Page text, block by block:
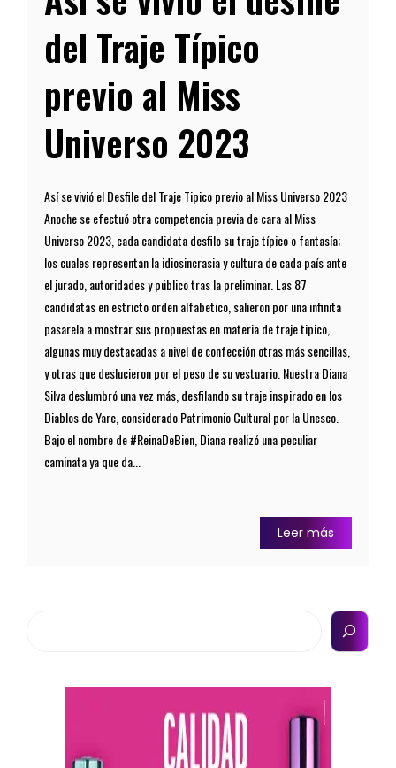
del Traje Típico
previo al Miss
Universo 2023
Así se vivió el Desfile del Traje Tipico previo al Miss Universo 2023
Anoche se efectuó otra competencia previa de cara al Miss
Universo 2023, cada candidata desfilo su traje típico o fantasía;
los cuales representan la idiosincrasia y cultura de cada país ante
el jurado, autoridades y público tras la preliminar. Las 87
candidatas en estricto orden alfabetico, salieron por una infinita
pasarela a mostrar sus propuestas en materia de traje tipico,
algunas muy destacadas a nivel de confección otras más sencillas,
y otras que deslucieron por el peso de su vestuario. Nuestra Diana
Silva deslumbró una vez más, desfilando su traje inspirado en los
Diablos de Yare, considerado Patrimonio Cultural por la Unesco.
Bajo el nombre de #ReinaDeBien, Diana realizó una peculiar
caminata ya que da...
Leer más